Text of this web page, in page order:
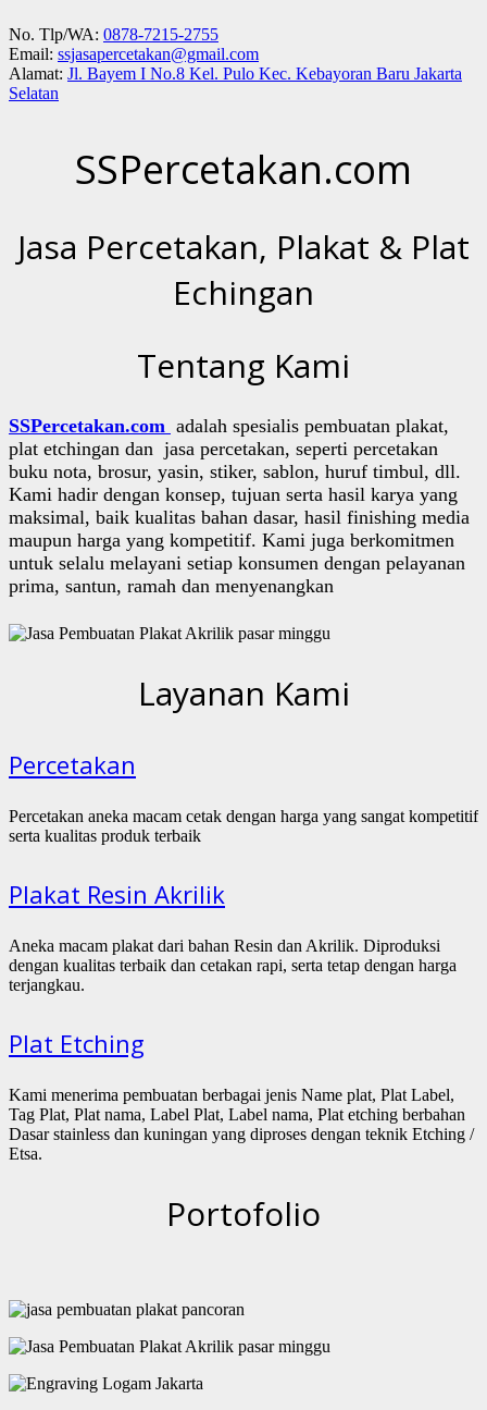
No. Tlp/WA: 0878-7215-2755
Email: ssjasapercetakan@gmail.com
Alamat: Jl. Bayem I No.8 Kel. Pulo Kec. Kebayoran Baru Jakarta
Selatan
SSPercetakan.com
Jasa Percetakan, Plakat & Plat
Echingan
Tentang Kami
SSPercetakan.com adalah spesialis pembuatan plakat,
plat etchingan dan jasa percetakan, seperti percetakan
buku nota, brosur, yasin, stiker, sablon, huruf timbul, dll.
Kami hadir dengan konsep, tujuan serta hasil karya yang
maksimal, baik kualitas bahan dasar, hasil finishing media
maupun harga yang kompetitif. Kami juga berkomitmen
untuk selalu melayani setiap konsumen dengan pelayanan
prima, santun, ramah dan menyenangkan
Layanan Kami
Percetakan
Percetakan aneka macam cetak dengan harga yang sangat kompetitif
serta kualitas produk terbaik
Plakat Resin Akrilik
Aneka macam plakat dari bahan Resin dan Akrilik. Diproduksi
dengan kualitas terbaik dan cetakan rapi, serta tetap dengan harga
terjangkau.
Plat Etching
Kami menerima pembuatan berbagai jenis Name plat, Plat Label,
Tag Plat, Plat nama, Label Plat, Label nama, Plat etching berbahan
Dasar stainless dan kuningan yang diproses dengan teknik Etching /
Etsa.
Portofolio